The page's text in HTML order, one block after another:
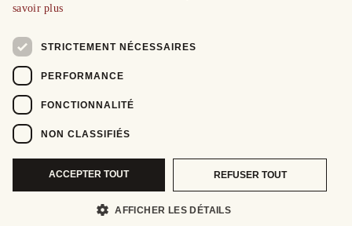
savoir plus
STRICTEMENT NÉCESSAIRES
PERFORMANCE
FONCTIONNALITÉ
NON CLASSIFIÉS
ACCEPTER TOUT REFUSER TOUT
AFFICHER LES DÉTAILS